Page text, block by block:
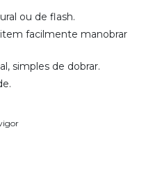
ou de flash.
facilmente manobrar
simples de dobrar.